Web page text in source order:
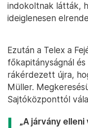
indokoltnak látták,
ideiglenesen
Ezután a Telex a
főkapitányságnál és
rákérdezett újra,
Müller.
Sajtóközponttól
„A járvány